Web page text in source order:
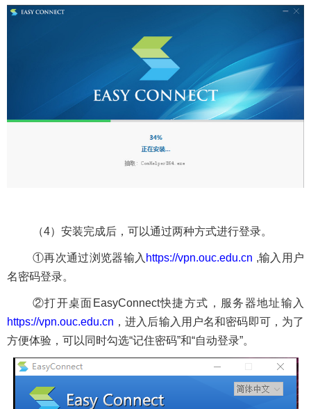
（4）安装完成后，可以通过两种方式进行登录。
①再次通过浏览器输入 https://vpn.ouc.edu.cn ,输入用户
名密码登录。
②打开桌面 EasyConnect快捷方式，服务器地址输入
https://vpn.ouc.edu.cn ，进入后输入用户名和密码即可，为了
方便体验，可以同时勾选“记住密码”和“自动登录”。